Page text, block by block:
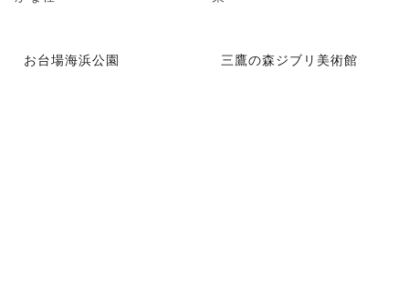
お台場海浜公園 三鷹の森ジブリ美術館